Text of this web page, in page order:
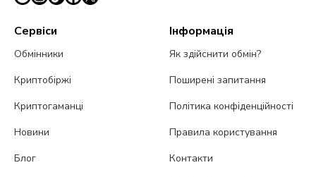
Сервіси
Обмінники
Криптобіржі
Криптогаманці
Новини
Блог
Інформація
Як здійснити обмін?
Поширені запитання
Політика конфіденційності
Правила користування
Контакти